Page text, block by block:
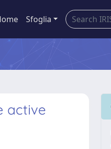
Sfoglia
active